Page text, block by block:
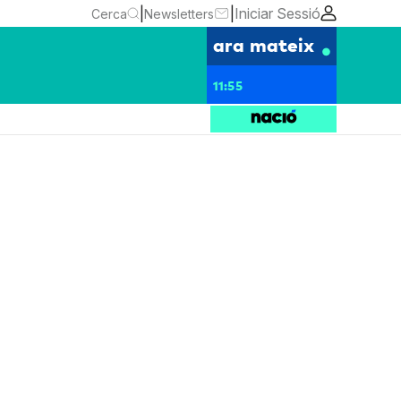
Cerca Newsletters Iniciar Sessió
ara mateix
11:55